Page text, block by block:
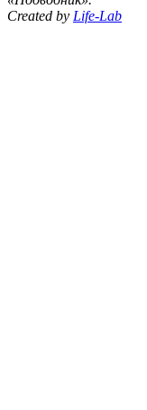
Created by Life-Lab